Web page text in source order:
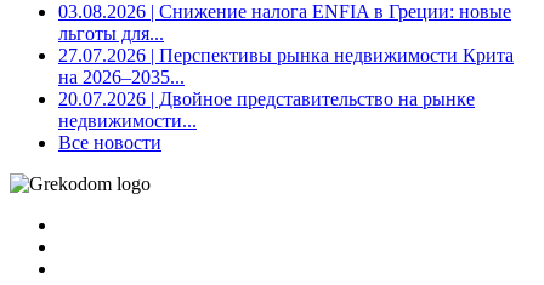
03.08.2026 | Снижение налога ENFIA в Греции: новые
льготы для...
27.07.2026 | Перспективы рынка недвижимости Крита
на 2026–2035...
20.07.2026 | Двойное представительство на рынке
недвижимости...
Все новости